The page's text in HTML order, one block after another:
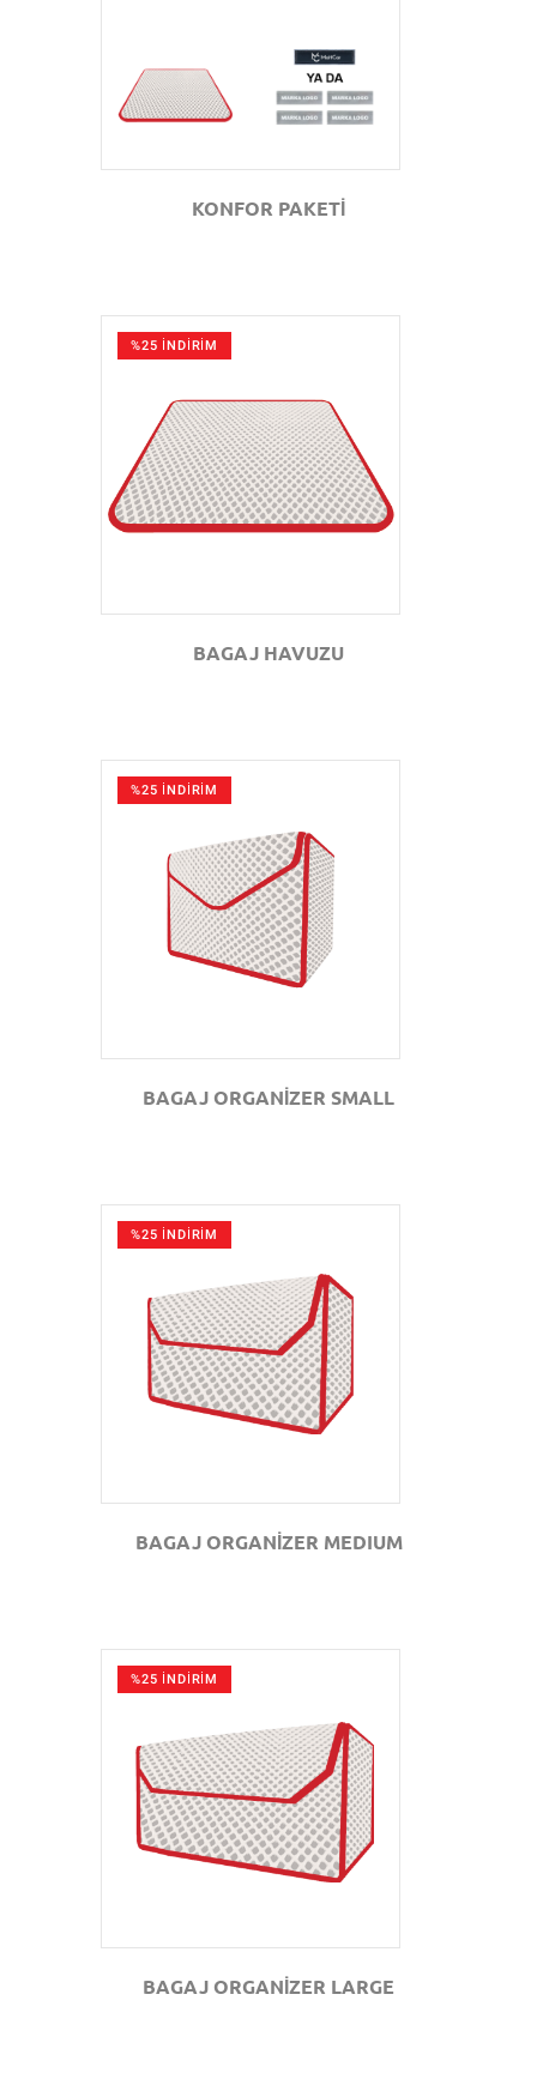
KONFOR PAKETİ
%25 İNDİRİM
GÖZAT
BAGAJ HAVUZU
%25 İNDİRİM
GÖZAT
BAGAJ ORGANİZER SMALL
%25 İNDİRİM
GÖZAT
BAGAJ ORGANİZER MEDIUM
%25 İNDİRİM
GÖZAT
BAGAJ ORGANİZER LARGE